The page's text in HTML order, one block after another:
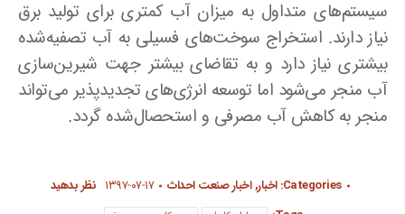
سیستم‌های متداول به میزان آب کمتری برای تولید برق
نیاز دارند. استخراج سوخت‌های فسیلی به آب تصفیه‌شده
بیشتری نیاز دارد و به تقاضای بیشتر جهت شیرین‌سازی
آب منجر می‌شود اما توسعه انرژی‌های تجدیدپذیر می‌تواند
منجر به کاهش آب مصرفی و استحصال‌شده گردد.
Categories: اخبار,اخبار صنعت احداث ۱۳۹۷-۰۷-۱۷ نظر بدهید